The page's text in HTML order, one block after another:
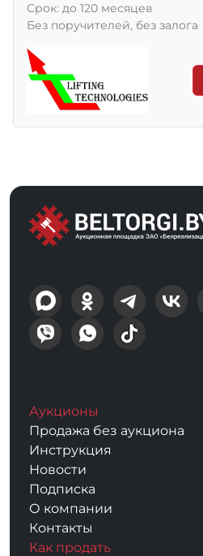
Срок: до 120 месяцев
Без поручителей, без залога
Аукционы
Продажа без аукциона
Инструкция
Новости
Подписка
О компании
Контакты
Как продать